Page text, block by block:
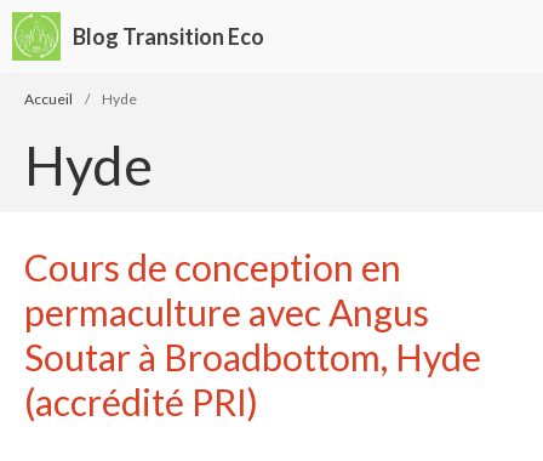
Rechercher
Rechercher
Blog Transition Eco
Accueil / Hyde
Hyde
Cours de conception en
permaculture avec Angus
Soutar à Broadbottom, Hyde
(accrédité PRI)